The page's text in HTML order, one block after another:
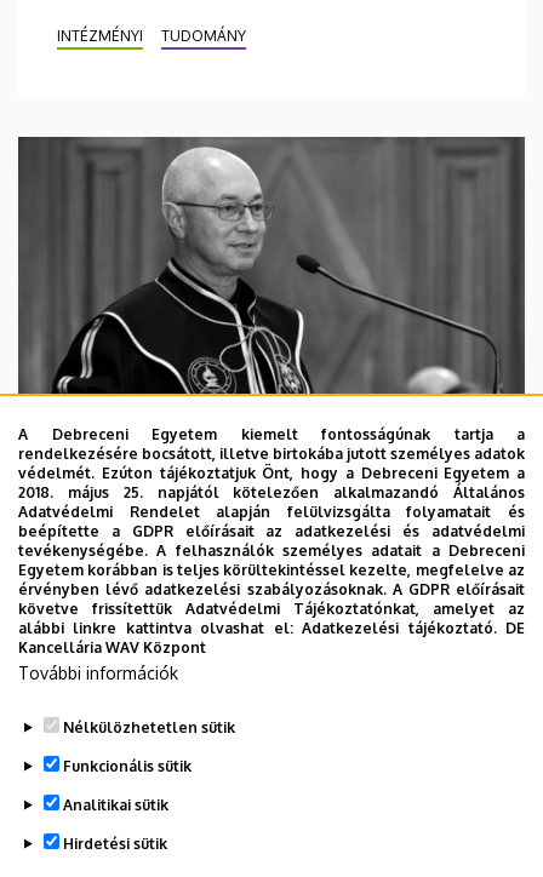
INTÉZMÉNYI TUDOMÁNY
2026. augusztus 5.
Díszdoktorát gyászolja a Debreceni
Egyetem
INTÉZMÉNYI TTK TUDOMÁNY
A Debreceni Egyetem kiemelt fontosságúnak tartja a
rendelkezésére bocsátott, illetve birtokába jutott személyes adatok
védelmét. Ezúton tájékoztatjuk Önt, hogy a Debreceni Egyetem a
2018. május 25. napjától kötelezően alkalmazandó Általános
Adatvédelmi Rendelet alapján felülvizsgálta folyamatait és
beépítette a GDPR előírásait az adatkezelési és adatvédelmi
tevékenységébe. A felhasználók személyes adatait a Debreceni
Egyetem korábban is teljes körültekintéssel kezelte, megfelelve az
érvényben lévő adatkezelési szabályozásoknak. A GDPR előírásait
követve frissítettük Adatvédelmi Tájékoztatónkat, amelyet az
alábbi linkre kattintva olvashat el:Adatkezelési tájékoztató. DE
Kancellária WAV Központ
További információk
Nélkülözhetetlen sütik
Funkcionális sütik
Analitikai sütik
Hirdetési sütik